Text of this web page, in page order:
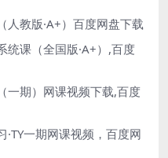
教版·A+）百度网盘下载
课（全国版·A+）,百度
一期）网课视频下载,百度
一期网课视频，百度网